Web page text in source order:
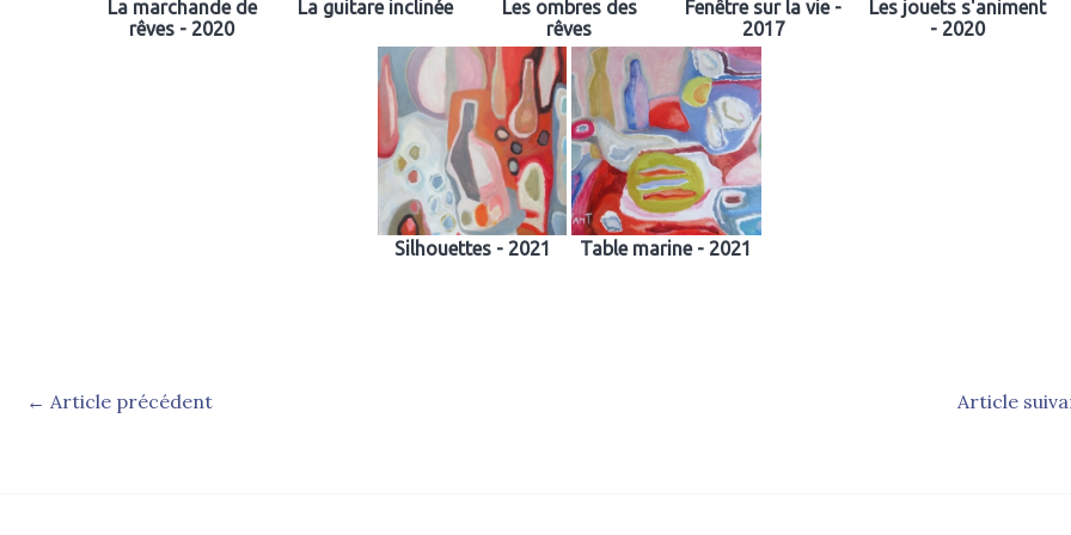
La marchande de
rêves - 2020
La guitare inclinée
Les ombres des
rêves
Fenêtre sur la vie -
2017
Les jouets s'animent
- 2020
Silhouettes - 2021 Table marine - 2021
← Article précédent Article